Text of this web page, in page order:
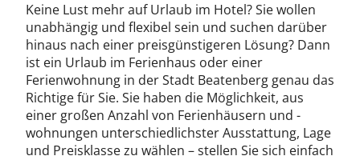
Keine Lust mehr auf Urlaub im Hotel? Sie wollen
unabhängig und flexibel sein und suchen darüber
hinaus nach einer preisgünstigeren Lösung? Dann
ist ein Urlaub im Ferienhaus oder einer
Ferienwohnung in der Stadt Beatenberg genau das
Richtige für Sie. Sie haben die Möglichkeit, aus
einer großen Anzahl von Ferienhäusern und -
wohnungen unterschiedlichster Ausstattung, Lage
und Preisklasse zu wählen – stellen Sie sich einfach